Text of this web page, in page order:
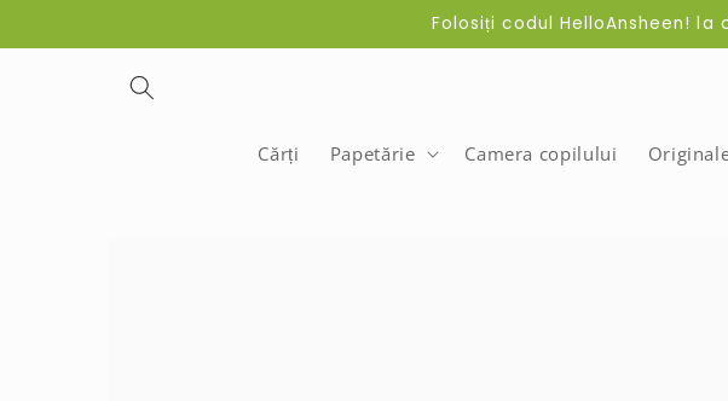
Folosiți codul HelloAnsheen! la
Cărți Papetărie Camera copilului